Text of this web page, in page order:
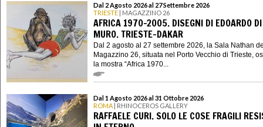
Dal 2 Agosto 2026 al 27 Settembre 2026
TRIESTE | MAGAZZINO 26
AFRICA 1970-2005. DISEGNI DI EDOARDO DI
MURO. TRIESTE-DAKAR
Dal 2 agosto al 27 settembre 2026, la Sala Nathan
Magazzino 26, situata nel Porto Vecchio di Trieste,
la mostra “Africa 1970...
Dal 1 Agosto 2026 al 31 Ottobre 2026
ROMA | RHINOCEROS GALLERY
RAFFAELE CURI. SOLO LE COSE FRAGILI